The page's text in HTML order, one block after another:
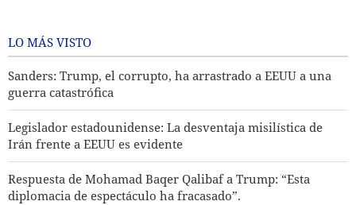
juventud
1 hour ago
LO MÁS VISTO
Sanders: Trump, el corrupto, ha arrastrado a EEUU a una
guerra catastrófica
Legislador estadounidense: La desventaja misilística de
Irán frente a EEUU es evidente
Respuesta de Mohamad Baqer Qalibaf a Trump: “Esta
diplomacia de espectáculo ha fracasado”.